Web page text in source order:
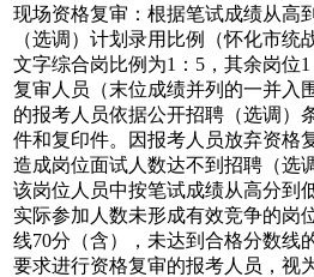
现场资格复审：根据笔试成绩从高
（选调）计划录用比例（怀化市统
文字综合岗比例为1：5，其余岗位
复审人员（末位成绩并列的一并入
的报考人员依据公开招聘（选调）
件和复印件。因报考人员放弃资格
造成岗位面试人数达不到招聘（选
该岗位人员中按笔试成绩从高分到
实际参加人数未形成有效竞争的岗
线70分（含），未达到合格分数线
要求进行资格复审的报考人员，视